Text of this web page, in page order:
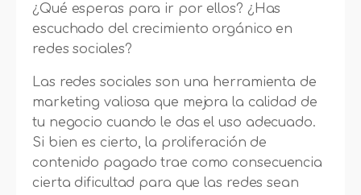
¿Qué esperas para ir por ellos? ¿Has
escuchado del crecimiento orgánico en
redes sociales?
Las redes sociales son una herramienta de
marketing valiosa que mejora la calidad de
tu negocio cuando le das el uso adecuado.
Si bien es cierto, la proliferación de
contenido pagado trae como consecuencia
cierta dificultad para que las redes sean